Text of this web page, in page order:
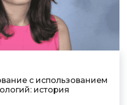
с использованием
история